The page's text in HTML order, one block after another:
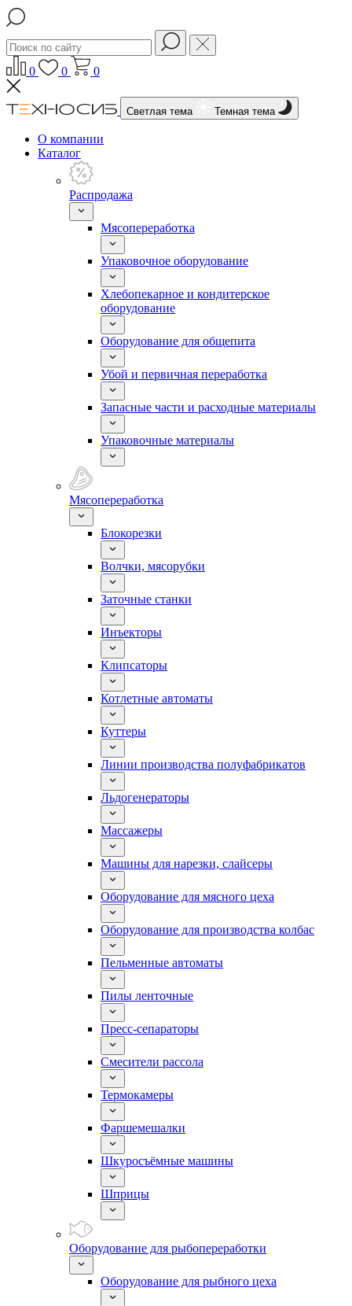
0 0 0
Светлая тема Темная тема
О компании
Каталог
Распродажа
Мясопереработка
Упаковочное оборудование
Хлебопекарное и кондитерское
оборудование
Оборудование для общепита
Убой и первичная переработка
Запасные части и расходные материалы
Упаковочные материалы
Мясопереработка
Блокорезки
Волчки, мясорубки
Заточные станки
Инъекторы
Клипсаторы
Котлетные автоматы
Куттеры
Линии производства полуфабрикатов
Льдогенераторы
Массажеры
Машины для нарезки, слайсеры
Оборудование для мясного цеха
Оборудование для производства колбас
Пельменные автоматы
Пилы ленточные
Пресс-сепараторы
Смесители рассола
Термокамеры
Фаршемешалки
Шкуросъёмные машины
Шприцы
Оборудование для рыбопереработки
Оборудование для рыбного цеха